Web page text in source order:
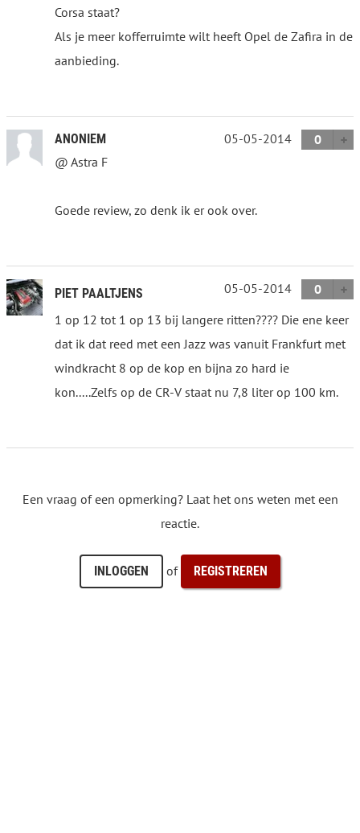
Corsa staat?
Als je meer kofferruimte wilt heeft Opel de Zafira in de
aanbieding.
ANONIEM 05-05-2014
0
@ Astra F
Goede review, zo denk ik er ook over.
PIET PAALTJENS 05-05-2014
0
1 op 12 tot 1 op 13 bij langere ritten???? Die ene keer
dat ik dat reed met een Jazz was vanuit Frankfurt met
windkracht 8 op de kop en bijna zo hard ie
kon.....Zelfs op de CR-V staat nu 7,8 liter op 100 km.
Een vraag of een opmerking? Laat het ons weten met een
reactie.
INLOGGEN of REGISTREREN